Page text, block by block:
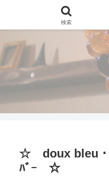
☆ doux bleu・ｶ
ﾊﾞｰ ☆
検索